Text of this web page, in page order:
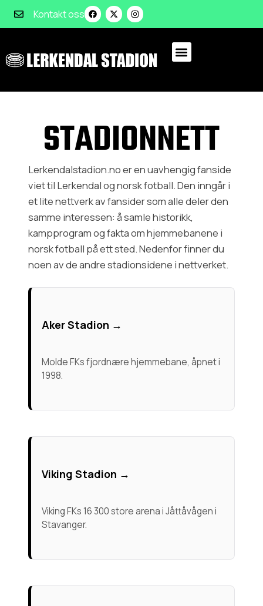
Kontakt oss
STADIONNETT
Lerkendalstadion.no er en uavhengig fanside
viet til Lerkendal og norsk fotball. Den inngår i
et lite nettverk av fansider som alle deler den
samme interessen: å samle historikk,
kampprogram og fakta om hjemmebanene i
norsk fotball på ett sted. Nedenfor finner du
noen av de andre stadionsidene i nettverket.
Aker Stadion →
Molde FKs fjordnære hjemmebane, åpnet i
1998.
Viking Stadion →
Viking FKs 16 300 store arena i Jåttåvågen i
Stavanger.